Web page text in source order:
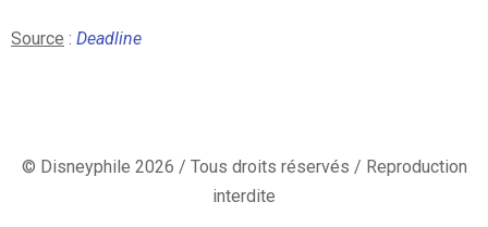
Source : Deadline
© Disneyphile 2026 / Tous droits réservés / Reproduction
interdite